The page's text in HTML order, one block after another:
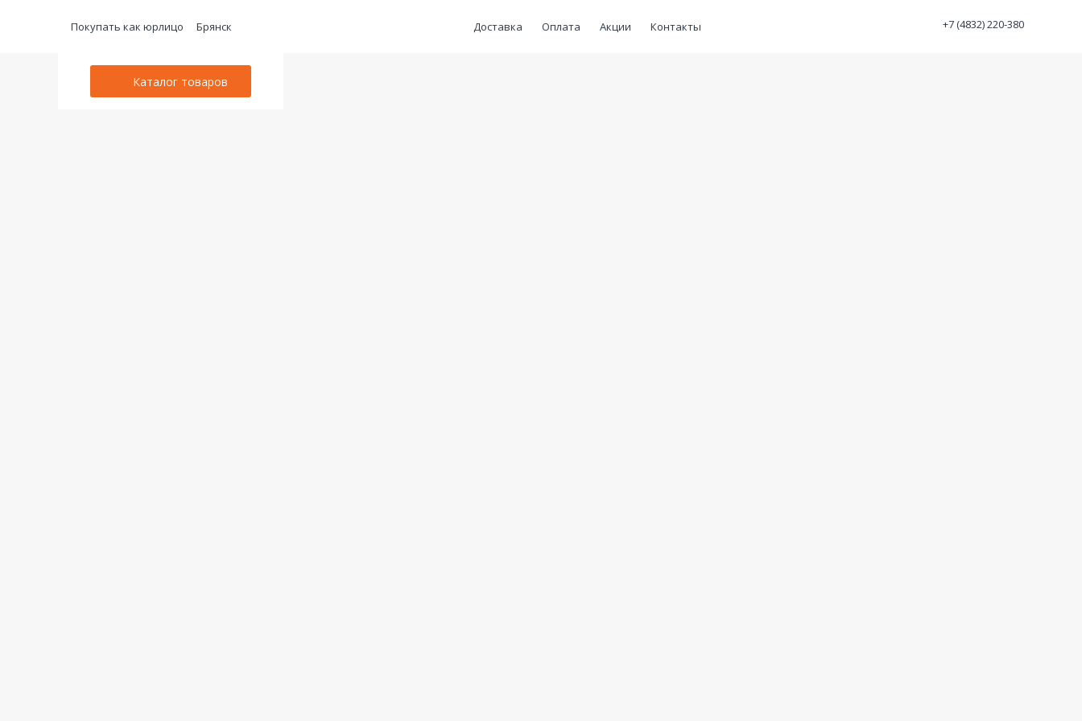
Покупать как юрлицо Брянск Доставка Оплата Акции Контакты +7 (4832) 220-380
Каталог товаров